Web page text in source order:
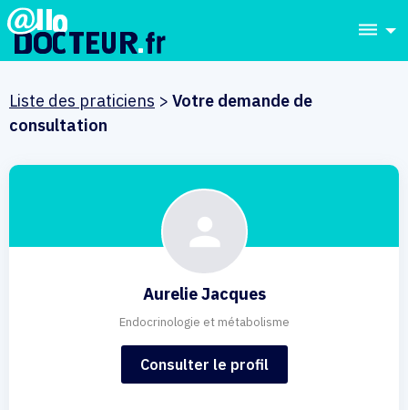
dehaze
Liste des praticiens > Votre demande de
consultation
Aurelie Jacques
Endocrinologie et métabolisme
Consulter le profil